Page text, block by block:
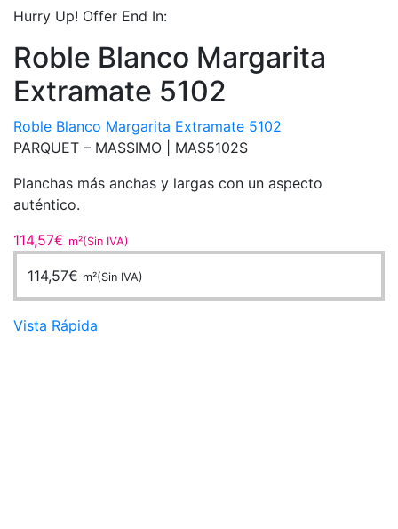
Hurry Up! Offer End In:
Roble Blanco Margarita
Extramate 5102
Roble Blanco Margarita Extramate 5102
PARQUET – MASSIMO |
MAS5102S
Planchas más anchas y largas con un aspecto
auténtico.
114,57€ m²(Sin IVA)
114,57€ m²(Sin IVA)
Vista Rápida